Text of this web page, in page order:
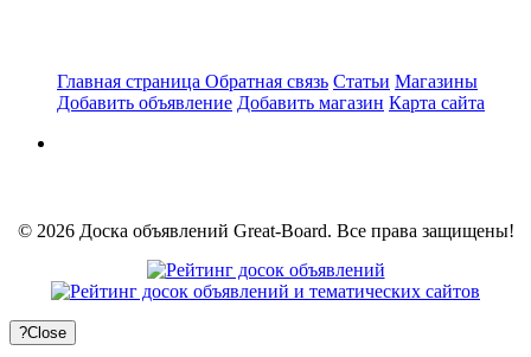
Главная страница Обратная связь Статьи Магазины
Добавить объявление Добавить магазин Карта сайта
© 2026 Доска объявлений Great-Board. Все права защищены!
?Close